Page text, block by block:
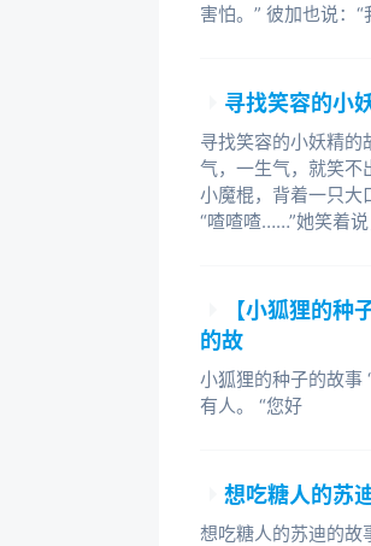
害怕。” 彼加也说：“
寻找笑容的小
寻找笑容的小妖精的
气，一生气，就笑不
小魔棍，背着一只大
“喳喳喳……”她笑着说
【小狐狸的种
的故
小狐狸的种子的故事
有人。 “您好
想吃糖人的苏
想吃糖人的苏迪的